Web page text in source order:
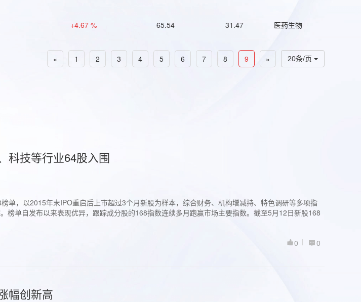
+4.67 % 65.54 31.47 医药生物
20条/页
« 1 2 3 4 5 6 7 8 9 »
科技等行业64股入围
单，以2015年末IPO重启后上市超过3个月新股为样本，综合财务、机构增减持、特色调研等多项指
榜单自发布以来表现优异，跟踪成分股的168指数连续多月跑赢市场主要指数。截至5月12日新股168
0
0
幅创新高